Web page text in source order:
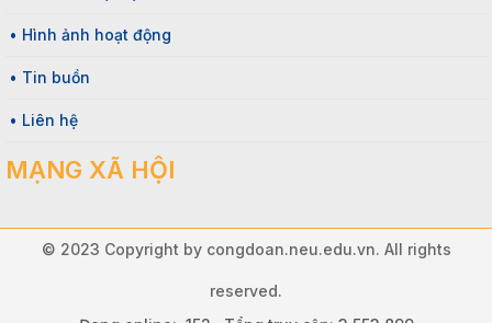
• Hình ảnh hoạt động
• Tin buồn
• Liên hệ
MẠNG XÃ HỘI
© 2023 Copyright by congdoan.neu.edu.vn. All rights
reserved.